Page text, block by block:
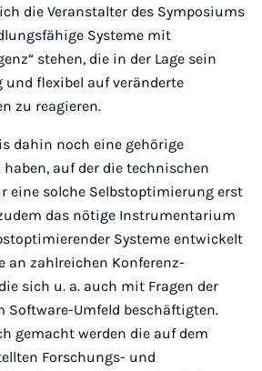
die Veranstalter des Symposiums
Systeme mit
stehen, die in der Lage sein
und flexibel auf veränderte
zu reagieren.
dahin noch eine gehörige
haben, auf der die technischen
eine solche Selbstoptimierung erst
das nötige Instrumentarium
Systeme entwickelt
an zahlreichen Konferenz-
sich u. a. auch mit Fragen der
Software-Umfeld beschäftigten.
gemacht werden die auf dem
Forschungs- und